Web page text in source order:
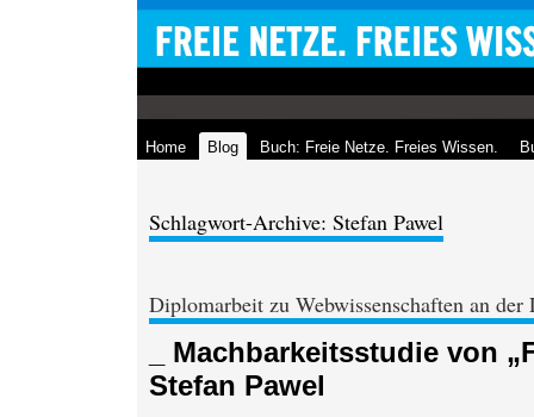
Home Blog Buch: Freie Netze. Freies Wissen.
Schlagwort-Archive: Stefan Pawel
Diplomarbeit zu Webwissenschaften an
_ Machbarkeitsstudie von
Stefan Pawel